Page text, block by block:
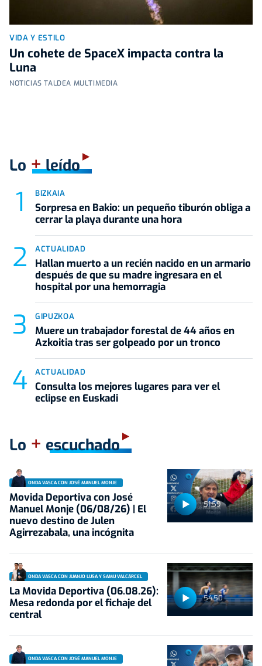
VIDA Y ESTILO
Un cohete de SpaceX impacta contra la
Luna
NOTICIAS TALDEA MULTIMEDIA
Lo +leído
BIZKAIA
Sorpresa en Bakio: un pequeño tiburón obliga a
cerrar la playa durante una hora
ACTUALIDAD
Hallan muerto a un recién nacido en un armario
después de que su madre ingresara en el
hospital por una hemorragia
GIPUZKOA
Muere un trabajador forestal de 44 años en
Azkoitia tras ser golpeado por un tronco
ACTUALIDAD
Consulta los mejores lugares para ver el
eclipse en Euskadi
Lo + escuchado
51:59
ONDA VASCA CON JOSÉ MANUEL MONJE
Movida Deportiva con José
Manuel Monje (06/08/26) | El
nuevo destino de Julen
Agirrezabala, una incógnita
54:50
ONDA VASCA CON JUANJO LUSA Y SAMU VALCÁRCEL
La Movida Deportiva (06.08.26):
Mesa redonda por el fichaje del
central
ONDA VASCA CON JOSÉ MANUEL MONJE